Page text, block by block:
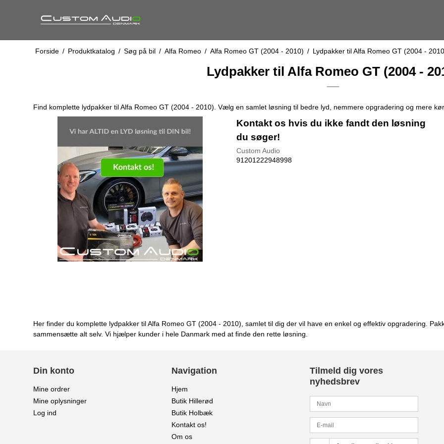
Forside / Produktkatalog / Søg på bil / Alfa Romeo / Alfa Romeo GT (2004 - 2010) / Lydpakker til Alfa Romeo GT (2004 -
Lydpakker til Alfa Romeo GT (2004 -
Find komplette lydpakker til Alfa Romeo GT (2004 - 2010). Vælg en samlet løsning til bedre lyd, nemmere opgradering og mere
Kontakt os hvis du ikke fandt den løsning
du søger!
Custom Audio
91201222948998
Her finder du komplette lydpakker til Alfa Romeo GT (2004 - 2010), samlet til dig der vil have en enkel og effektiv opgradering.
sammensætte alt selv. Vi hjælper kunder i hele Danmark med at finde den rette løsning.
Din konto
Mine ordrer
Mine oplysninger
Log ind
Navigation
Hjem
Butik Hillerød
Butik Holbæk
Kontakt os!
Om os
Tilmeld dig vores
nyhedsbrev